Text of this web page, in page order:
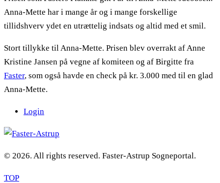
Anna-Mette har i mange år og i mange forskellige
tillidshverv ydet en utrættelig indsats og altid med et smil.
Stort tillykke til Anna-Mette. Prisen blev overrakt af Anne
Kristine Jansen på vegne af komiteen og af Birgitte fra
Faster, som også havde en check på kr. 3.000 med til en glad
Anna-Mette.
Login
© 2026. All rights reserved. Faster-Astrup Sogneportal.
TOP